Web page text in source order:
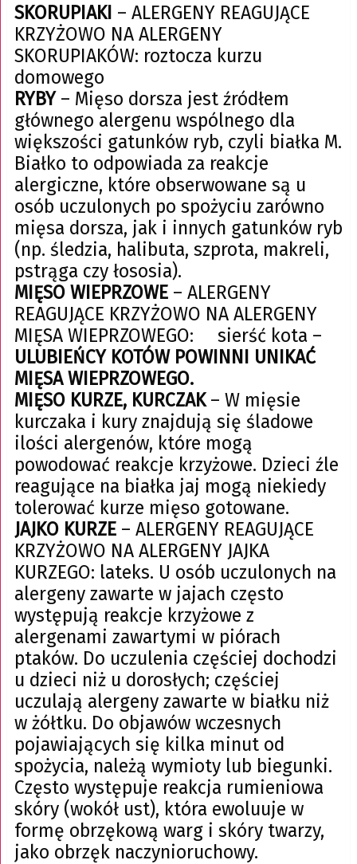
SKORUPIAKI – ALERGENY REAGUJĄCE
KRZYŻOWO NA ALERGENY
SKORUPIAKÓW: roztocza kurzu
domowego
RYBY– Mięso dorsza jest źródłem
głównego alergenu wspólnego dla
większości gatunków ryb, czyli białka M.
Białko to odpowiada za reakcje
alergiczne, które obserwowane są u
osób uczulonych po spożyciu zarówno
mięsa dorsza, jak i innych gatunków ryb
(np. śledzia, halibuta, szprota, makreli,
pstrąga czy łososia).
MIĘSO WIEPRZOWE– ALERGENY
REAGUJĄCE KRZYŻOWO NA ALERGENY
MIĘSA WIEPRZOWEGO: sierść kota –
ULUBIEŃCY KOTÓW POWINNI UNIKAĆ
MIĘSA WIEPRZOWEGO.
MIĘSO KURZE, KURCZAK– W mięsie
kurczaka i kury znajdują się śladowe
ilości alergenów, które mogą
powodować reakcje krzyżowe. Dzieci źle
reagujące na białka jaj mogą niekiedy
tolerować kurze mięso gotowane.
JAJKO KURZE– ALERGENY REAGUJĄCE
KRZYŻOWO NA ALERGENY JAJKA
KURZEGO: lateks. U osób uczulonych na
alergeny zawarte w jajach często
występują reakcje krzyżowe z
alergenami zawartymi w piórach
ptaków. Do uczulenia częściej dochodzi
u dzieci niż u dorosłych; częściej
uczulają alergeny zawarte w białku niż
w żółtku. Do objawów wczesnych
pojawiających się kilka minut od
spożycia, należą wymioty lub biegunki.
Często występuje reakcja rumieniowa
skóry (wokół ust), która ewoluuje w
formę obrzękową warg i skóry twarzy,
jako obrzęk naczynioruchowy.